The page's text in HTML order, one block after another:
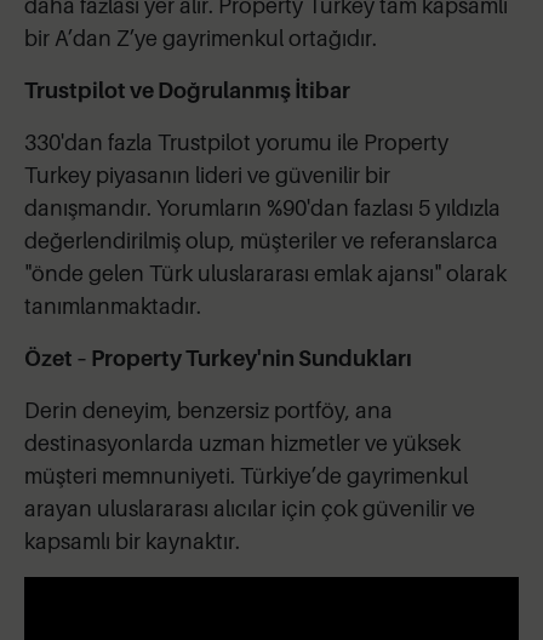
bir A’dan Z’ye gayrimenkul ortağıdır.
Trustpilot ve Doğrulanmış İtibar
330'dan fazla Trustpilot yorumu ile Property
Turkey piyasanın lideri ve güvenilir bir
danışmandır. Yorumların %90'dan fazlası 5 yıldızla
değerlendirilmiş olup, müşteriler ve referanslarca
"önde gelen Türk uluslararası emlak ajansı" olarak
tanımlanmaktadır.
Özet – Property Turkey'nin Sundukları
Derin deneyim, benzersiz portföy, ana
destinasyonlarda uzman hizmetler ve yüksek
müşteri memnuniyeti. Türkiye’de gayrimenkul
arayan uluslararası alıcılar için çok güvenilir ve
kapsamlı bir kaynaktır.